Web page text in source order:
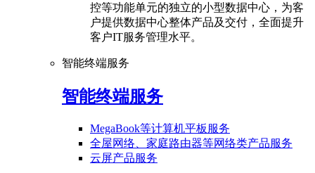
控等功能单元的独立的小型数据中心，为客
户提供数据中心整体产品及交付，全面提升
客户IT服务管理水平。
智能终端服务
智能终端服务
MegaBook等计算机平板服务
全屋网络、家庭路由器等网络类产品服务
云屏产品服务